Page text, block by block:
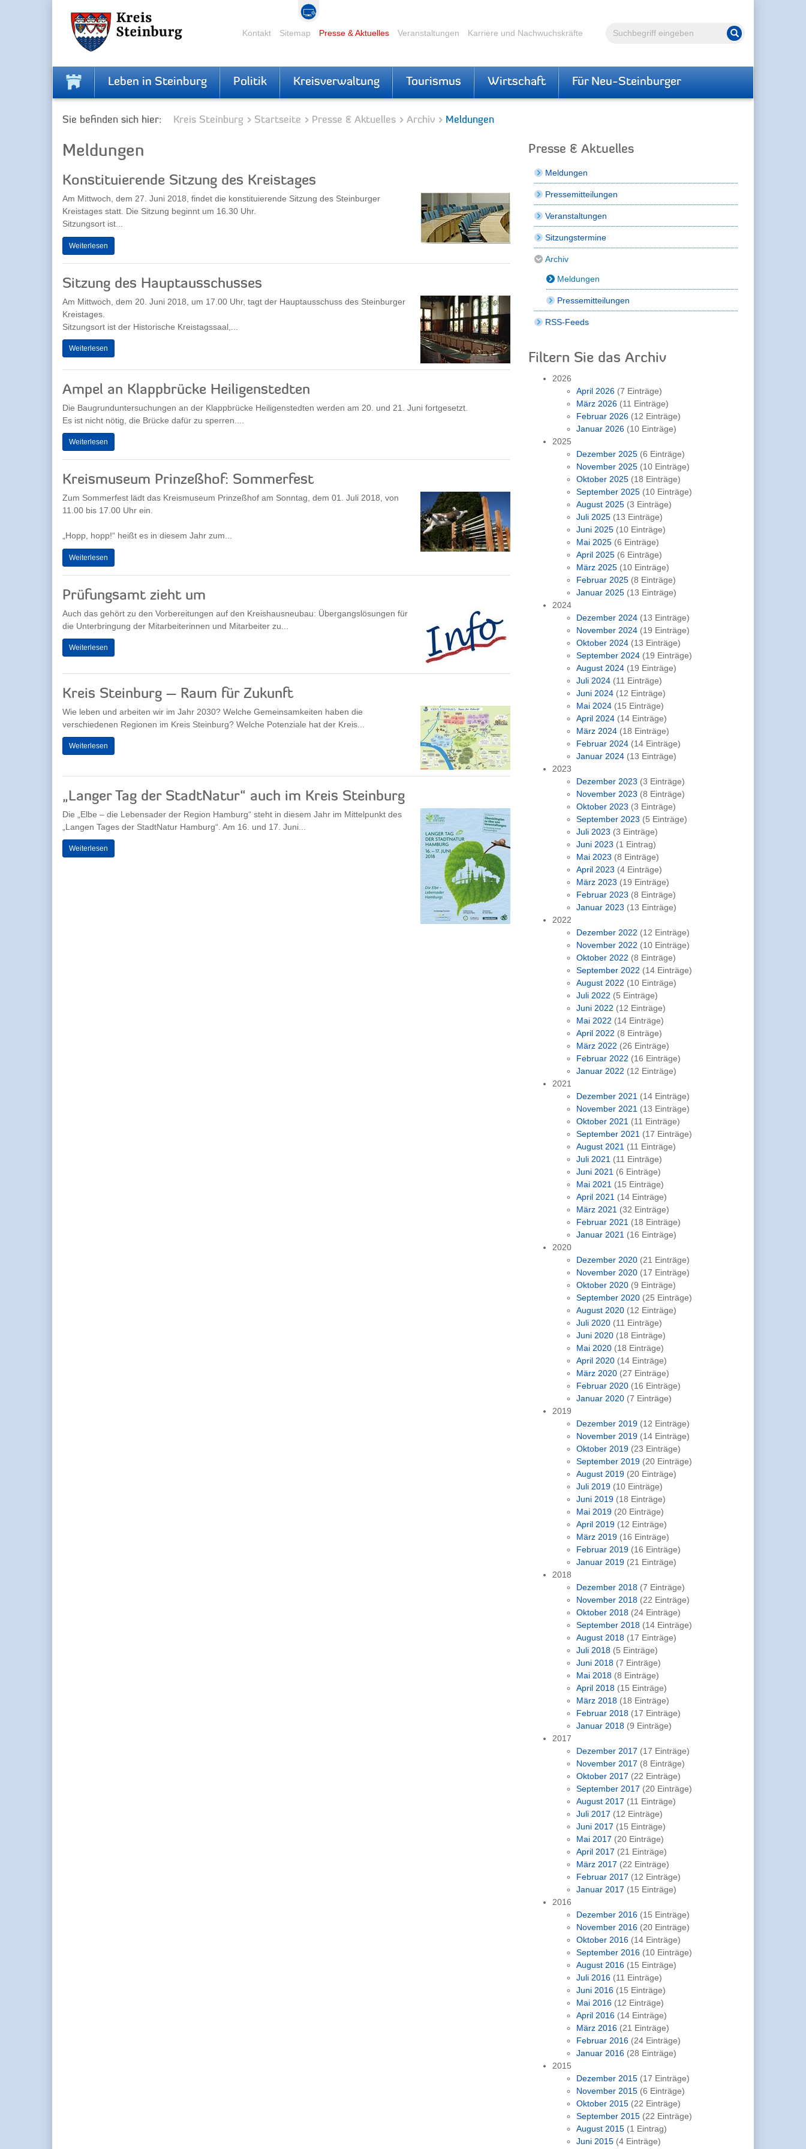
Volltextsuche Suche starten
Kontakt Sitemap Presse & Aktuelles Veranstaltungen Karriere und Nachwuchskräfte
Leben in Steinburg Politik Kreisverwaltung Tourismus Wirtschaft Für Neu-Steinburger
Sie befinden sich hier: Kreis Steinburg Startseite Presse & Aktuelles Archiv Meldungen
Meldungen
Konstituierende Sitzung des Kreistages
Am Mittwoch, dem 27. Juni 2018, findet die konstituierende Sitzung des Steinburger
Kreistages statt. Die Sitzung beginnt um 16.30 Uhr.
Sitzungsort ist...
Weiterlesen
Sitzung des Hauptausschusses
Am Mittwoch, dem 20. Juni 2018, um 17.00 Uhr, tagt der Hauptausschuss des Steinburger
Kreistages.
Sitzungsort ist der Historische Kreistagssaal,...
Weiterlesen
Ampel an Klappbrücke Heiligenstedten
Die Baugrunduntersuchungen an der Klappbrücke Heiligenstedten werden am 20. und 21. Juni fortgesetzt.
Es ist nicht nötig, die Brücke dafür zu sperren....
Weiterlesen
Kreismuseum Prinzeßhof: Sommerfest
Zum Sommerfest lädt das Kreismuseum Prinzeßhof am Sonntag, dem 01. Juli 2018, von
11.00 bis 17.00 Uhr ein.
„Hopp, hopp!“ heißt es in diesem Jahr zum...
Weiterlesen
Prüfungsamt zieht um
Auch das gehört zu den Vorbereitungen auf den Kreishausneubau: Übergangslösungen für
die Unterbringung der Mitarbeiterinnen und Mitarbeiter zu...
Weiterlesen
Kreis Steinburg – Raum für Zukunft
Wie leben und arbeiten wir im Jahr 2030? Welche Gemeinsamkeiten haben die
verschiedenen Regionen im Kreis Steinburg? Welche Potenziale hat der Kreis...
Weiterlesen
„Langer Tag der StadtNatur“ auch im Kreis Steinburg
Die „Elbe – die Lebensader der Region Hamburg“ steht in diesem Jahr im Mittelpunkt des
„Langen Tages der StadtNatur Hamburg“. Am 16. und 17. Juni...
Weiterlesen
Presse & Aktuelles
Meldungen
Pressemitteilungen
Veranstaltungen
Sitzungstermine
Archiv
Meldungen
Pressemitteilungen
RSS-Feeds
Filtern Sie das Archiv
2026
April 2026 (7 Einträge)
März 2026 (11 Einträge)
Februar 2026 (12 Einträge)
Januar 2026 (10 Einträge)
2025
Dezember 2025 (6 Einträge)
November 2025 (10 Einträge)
Oktober 2025 (18 Einträge)
September 2025 (10 Einträge)
August 2025 (3 Einträge)
Juli 2025 (13 Einträge)
Juni 2025 (10 Einträge)
Mai 2025 (6 Einträge)
April 2025 (6 Einträge)
März 2025 (10 Einträge)
Februar 2025 (8 Einträge)
Januar 2025 (13 Einträge)
2024
Dezember 2024 (13 Einträge)
November 2024 (19 Einträge)
Oktober 2024 (13 Einträge)
September 2024 (19 Einträge)
August 2024 (19 Einträge)
Juli 2024 (11 Einträge)
Juni 2024 (12 Einträge)
Mai 2024 (15 Einträge)
April 2024 (14 Einträge)
März 2024 (18 Einträge)
Februar 2024 (14 Einträge)
Januar 2024 (13 Einträge)
2023
Dezember 2023 (3 Einträge)
November 2023 (8 Einträge)
Oktober 2023 (3 Einträge)
September 2023 (5 Einträge)
Juli 2023 (3 Einträge)
Juni 2023 (1 Eintrag)
Mai 2023 (8 Einträge)
April 2023 (4 Einträge)
März 2023 (19 Einträge)
Februar 2023 (8 Einträge)
Januar 2023 (13 Einträge)
2022
Dezember 2022 (12 Einträge)
November 2022 (10 Einträge)
Oktober 2022 (8 Einträge)
September 2022 (14 Einträge)
August 2022 (10 Einträge)
Juli 2022 (5 Einträge)
Juni 2022 (12 Einträge)
Mai 2022 (14 Einträge)
April 2022 (8 Einträge)
März 2022 (26 Einträge)
Februar 2022 (16 Einträge)
Januar 2022 (12 Einträge)
2021
Dezember 2021 (14 Einträge)
November 2021 (13 Einträge)
Oktober 2021 (11 Einträge)
September 2021 (17 Einträge)
August 2021 (11 Einträge)
Juli 2021 (11 Einträge)
Juni 2021 (6 Einträge)
Mai 2021 (15 Einträge)
April 2021 (14 Einträge)
März 2021 (32 Einträge)
Februar 2021 (18 Einträge)
Januar 2021 (16 Einträge)
2020
Dezember 2020 (21 Einträge)
November 2020 (17 Einträge)
Oktober 2020 (9 Einträge)
September 2020 (25 Einträge)
August 2020 (12 Einträge)
Juli 2020 (11 Einträge)
Juni 2020 (18 Einträge)
Mai 2020 (18 Einträge)
April 2020 (14 Einträge)
März 2020 (27 Einträge)
Februar 2020 (16 Einträge)
Januar 2020 (7 Einträge)
2019
Dezember 2019 (12 Einträge)
November 2019 (14 Einträge)
Oktober 2019 (23 Einträge)
September 2019 (20 Einträge)
August 2019 (20 Einträge)
Juli 2019 (10 Einträge)
Juni 2019 (18 Einträge)
Mai 2019 (20 Einträge)
April 2019 (12 Einträge)
März 2019 (16 Einträge)
Februar 2019 (16 Einträge)
Januar 2019 (21 Einträge)
2018
Dezember 2018 (7 Einträge)
November 2018 (22 Einträge)
Oktober 2018 (24 Einträge)
September 2018 (14 Einträge)
August 2018 (17 Einträge)
Juli 2018 (5 Einträge)
Juni 2018 (7 Einträge)
Mai 2018 (8 Einträge)
April 2018 (15 Einträge)
März 2018 (18 Einträge)
Februar 2018 (17 Einträge)
Januar 2018 (9 Einträge)
2017
Dezember 2017 (17 Einträge)
November 2017 (8 Einträge)
Oktober 2017 (22 Einträge)
September 2017 (20 Einträge)
August 2017 (11 Einträge)
Juli 2017 (12 Einträge)
Juni 2017 (15 Einträge)
Mai 2017 (20 Einträge)
April 2017 (21 Einträge)
März 2017 (22 Einträge)
Februar 2017 (12 Einträge)
Januar 2017 (15 Einträge)
2016
Dezember 2016 (15 Einträge)
November 2016 (20 Einträge)
Oktober 2016 (14 Einträge)
September 2016 (10 Einträge)
August 2016 (15 Einträge)
Juli 2016 (11 Einträge)
Juni 2016 (15 Einträge)
Mai 2016 (12 Einträge)
April 2016 (14 Einträge)
März 2016 (21 Einträge)
Februar 2016 (24 Einträge)
Januar 2016 (28 Einträge)
2015
Dezember 2015 (17 Einträge)
November 2015 (6 Einträge)
Oktober 2015 (22 Einträge)
September 2015 (22 Einträge)
August 2015 (1 Eintrag)
Juni 2015 (4 Einträge)